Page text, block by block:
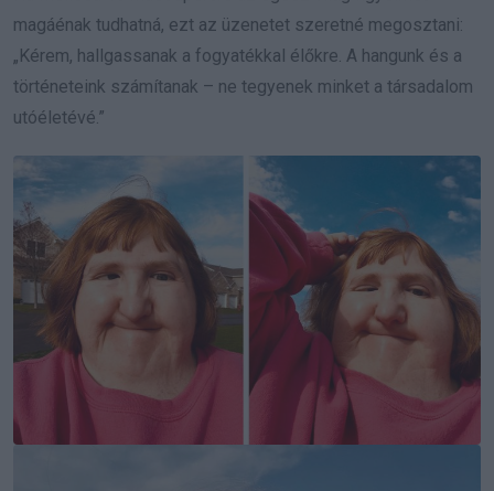
magáénak tudhatná, ezt az üzenetet szeretné megosztani:
„Kérem, hallgassanak a fogyatékkal élőkre. A hangunk és a
történeteink számítanak – ne tegyenek minket a társadalom
utóéletévé.”